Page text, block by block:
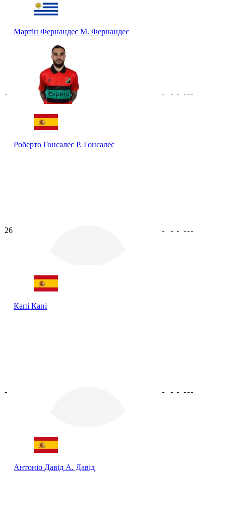
Мартін Фернандес М. Фернандес
-
Роберто Гонсалес Р. Гонсалес
- - - ---
26
Капі Капі
- - - ---
-
Антоніо Давід А. Давід
- - - ---